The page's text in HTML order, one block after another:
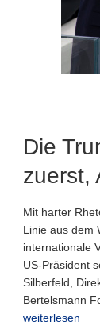
Die
zuerst,
Mit harter
Linie aus dem
internationale
US-Präsident
Silberfeld,
Bertelsmann
weiterlesen